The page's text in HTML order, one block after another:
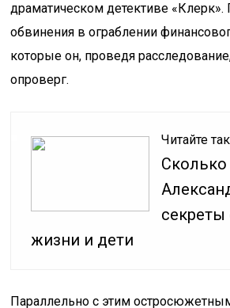
драматическом детективе
обвинения в ограблении
которые он, проведя
опроверг.
Читайте
секреты
жизни и дети
Параллельно с этим